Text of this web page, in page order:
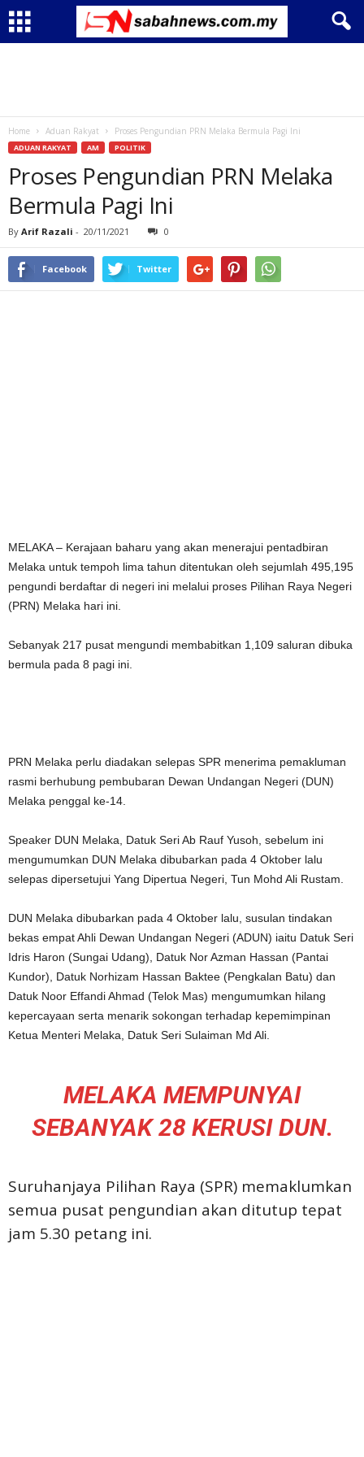
Home Aduan Rakyat Proses Pengundian PRN Melaka Bermula Pagi Ini
ADUAN RAKYAT AM POLITIK
Proses Pengundian PRN Melaka
Bermula Pagi Ini
By Arif Razali - 20/11/2021 0
Facebook Twitter
MELAKA – Kerajaan baharu yang akan menerajui pentadbiran
Melaka untuk tempoh lima tahun ditentukan oleh sejumlah 495,195
pengundi berdaftar di negeri ini melalui proses Pilihan Raya Negeri
(PRN) Melaka hari ini.
Sebanyak 217 pusat mengundi membabitkan 1,109 saluran dibuka
bermula pada 8 pagi ini.
PRN Melaka perlu diadakan selepas SPR menerima pemakluman
rasmi berhubung pembubaran Dewan Undangan Negeri (DUN)
Melaka penggal ke-14.
Speaker DUN Melaka, Datuk Seri Ab Rauf Yusoh, sebelum ini
mengumumkan DUN Melaka dibubarkan pada 4 Oktober lalu
selepas dipersetujui Yang Dipertua Negeri, Tun Mohd Ali Rustam.
DUN Melaka dibubarkan pada 4 Oktober lalu, susulan tindakan
bekas empat Ahli Dewan Undangan Negeri (ADUN) iaitu Datuk Seri
Idris Haron (Sungai Udang), Datuk Nor Azman Hassan (Pantai
Kundor), Datuk Norhizam Hassan Baktee (Pengkalan Batu) dan
Datuk Noor Effandi Ahmad (Telok Mas) mengumumkan hilang
kepercayaan serta menarik sokongan terhadap kepemimpinan
Ketua Menteri Melaka, Datuk Seri Sulaiman Md Ali.
MELAKA MEMPUNYAI
SEBANYAK 28 KERUSI DUN.
Suruhanjaya Pilihan Raya (SPR) memaklumkan
semua pusat pengundian akan ditutup tepat
jam 5.30 petang ini.